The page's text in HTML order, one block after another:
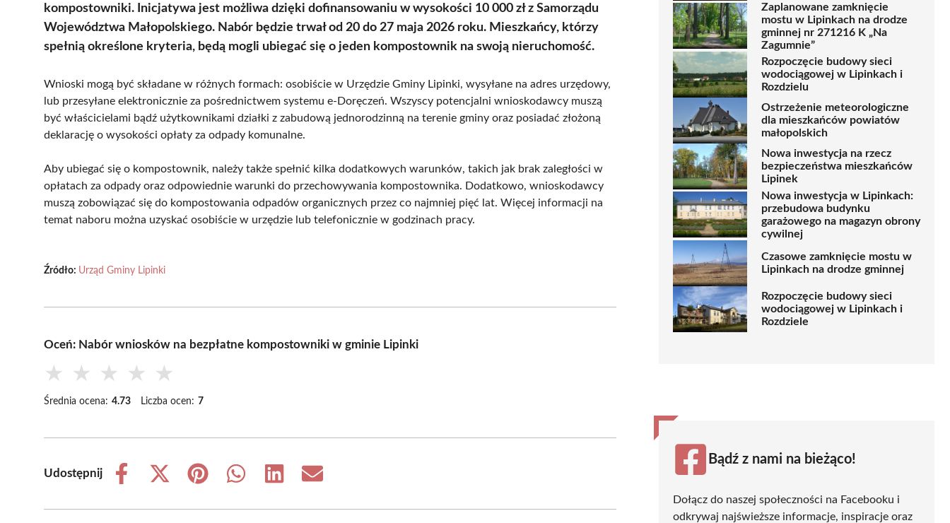
kompostowniki. Inicjatywa jest możliwa dzięki dofinansowaniu w wysokości 10 000 zł z Samorządu
Województwa Małopolskiego. Nabór będzie trwał od 20 do 27 maja 2026 roku. Mieszkańcy, którzy
spełnią określone kryteria, będą mogli ubiegać się o jeden kompostownik na swoją nieruchomość.
Wnioski mogą być składane w różnych formach: osobiście w Urzędzie Gminy Lipinki, wysyłane na adres urzędowy,
lub przesyłane elektronicznie za pośrednictwem systemu e-Doręczeń. Wszyscy potencjalni wnioskodawcy muszą
być właścicielami bądź użytkownikami działki z zabudową jednorodzinną na terenie gminy oraz posiadać złożoną
deklarację o wysokości opłaty za odpady komunalne.
Aby ubiegać się o kompostownik, należy także spełnić kilka dodatkowych warunków, takich jak brak zaległości w
opłatach za odpady oraz odpowiednie warunki do przechowywania kompostownika. Dodatkowo, wnioskodawcy
muszą zobowiązać się do kompostowania odpadów organicznych przez co najmniej pięć lat. Więcej informacji na
temat naboru można uzyskać osobiście w urzędzie lub telefonicznie w godzinach pracy.
Źródło: Urząd Gminy Lipinki
Oceń: Nabór wniosków na bezpłatne kompostowniki w gminie Lipinki
★ ★ ★ ★ ★
Średnia ocena: 4.73 Liczba ocen: 7
Udostępnij
Share
Share
(Twitter)
Share
Share
Share
Share
Zaplanowane zamknięcie
mostu w Lipinkach na drodze
gminnej nr 271216 K „Na
Zagumnie”
Rozpoczęcie budowy sieci
wodociągowej w Lipinkach i
Rozdzielu
Ostrzeżenie meteorologiczne
dla mieszkańców powiatów
małopolskich
Nowa inwestycja na rzecz
bezpieczeństwa mieszkańców
Lipinek
Nowa inwestycja w Lipinkach:
przebudowa budynku
garażowego na magazyn obrony
cywilnej
Czasowe zamknięcie mostu w
Lipinkach na drodze gminnej
Rozpoczęcie budowy sieci
wodociągowej w Lipinkach i
Rozdziele
Bądź z nami na bieżąco!
Dołącz do naszej społeczności na Facebooku i
odkrywaj najświeższe informacje, inspiracje oraz